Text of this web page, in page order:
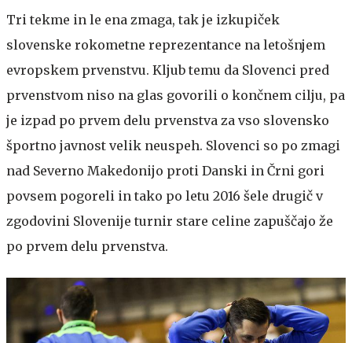
Tri tekme in le ena zmaga, tak je izkupiček
slovenske rokometne reprezentance na letošnjem
evropskem prvenstvu. Kljub temu da Slovenci pred
prvenstvom niso na glas govorili o končnem cilju, pa
je izpad po prvem delu prvenstva za vso slovensko
športno javnost velik neuspeh. Slovenci so po zmagi
nad Severno Makedonijo proti Danski in Črni gori
povsem pogoreli in tako po letu 2016 šele drugič v
zgodovini Slovenije turnir stare celine zapuščajo že
po prvem delu prvenstva.